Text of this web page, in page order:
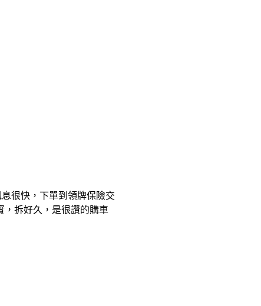
很快，下單到領牌保險交
，拆好久，是很讚的購車